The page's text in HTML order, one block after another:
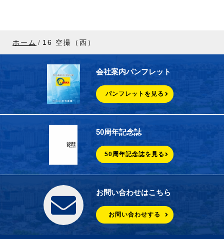
ホーム 16 空撮（西）
会社案内パンフレット
パンフレットを見る
50周年記念誌
50周年記念誌を見る
お問い合わせはこちら
お問い合わせする